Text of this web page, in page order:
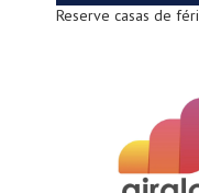
Reserve casas de